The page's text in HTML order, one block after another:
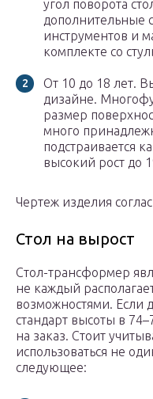
угол поворота
дополнительные
инструментов и
комплекте со
От 10 до 18 лет.
дизайне.
размер
много
подстраивается
высокий рост до
Чертеж изделия
Стол на вырост
Стол-трансформер
не каждый
возможностями. Если
стандарт высоты в
на заказ. Стоит
использоваться не
следующее: